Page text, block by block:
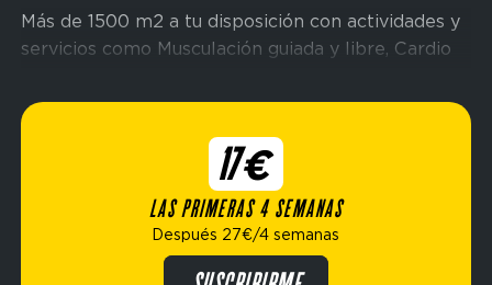
Más de 1500 m2 a tu disposición con actividades y
servicios como Musculación guiada y libre, Cardio
hidratación de bebidas, una sala con hidromasaje y
¿Problemas con los horarios? Nuestro gym está
7 días de la semana, horario habitual
de 6:00 am a 1:00 am
*, abiertos 365 días del año
¡No tendrás excusas!
17€
LAS PRIMERAS 4 SEMANAS
Después 27€/4 semanas